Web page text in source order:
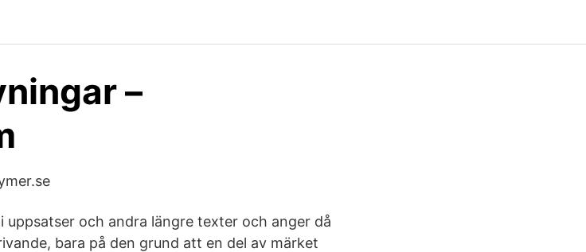
–
och andra längre texter och anger då
bara på den grund att en del av märket